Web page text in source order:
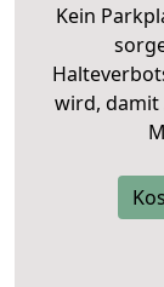
Kein
wird, damit